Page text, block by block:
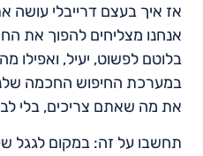
אז איך בעצם דרייבלי
אנחנו מצליחים להפוך את
בלוטם לפשוט, יעיל, ואפילו
במערכת החיפוש החכמה
את מה שאתם צריכים, בלי
תחשבו על זה: במקום לגגל